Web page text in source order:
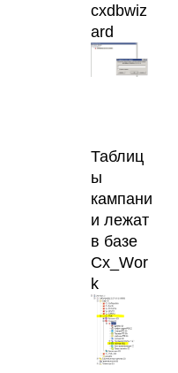
cxdbwiz
ard
Таблиц
ы
кампани
и лежат
в базе
Cx_Wor
k